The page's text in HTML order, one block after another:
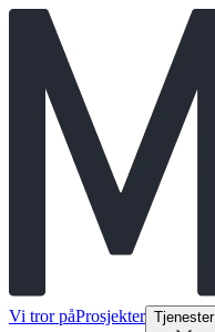
Vi tror påProsjekter Tjenester